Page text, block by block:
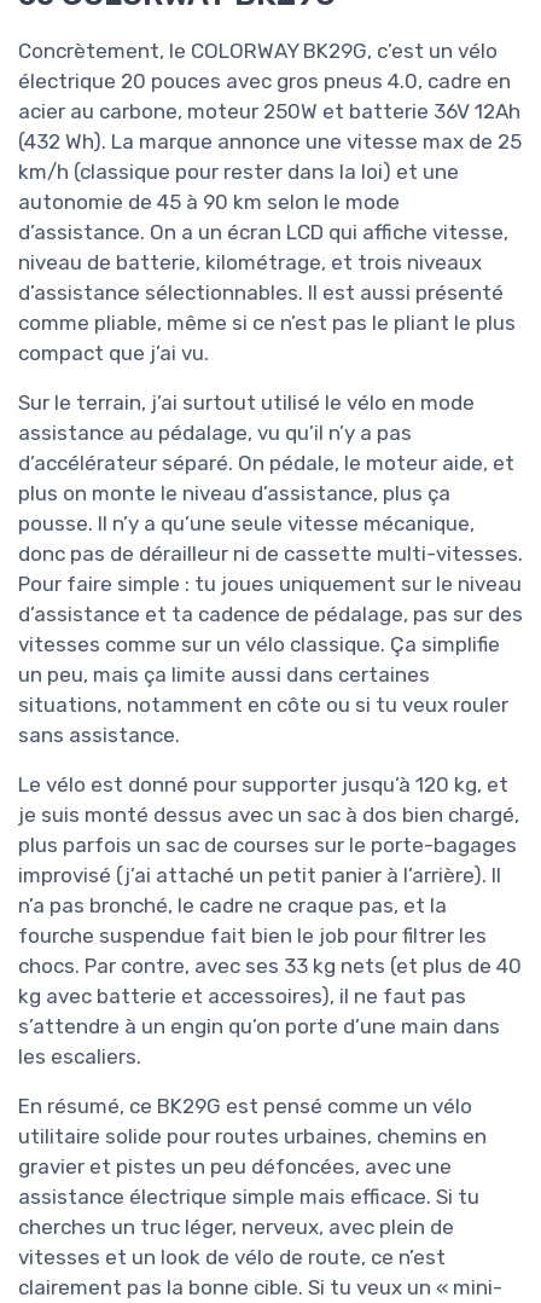
Concrètement, le COLORWAY BK29G, c’est un vélo
électrique 20 pouces avec gros pneus 4.0, cadre en
acier au carbone, moteur 250W et batterie 36V 12Ah
(432 Wh). La marque annonce une vitesse max de 25
km/h (classique pour rester dans la loi) et une
autonomie de 45 à 90 km selon le mode
d’assistance. On a un écran LCD qui affiche vitesse,
niveau de batterie, kilométrage, et trois niveaux
d’assistance sélectionnables. Il est aussi présenté
comme pliable, même si ce n’est pas le pliant le plus
compact que j’ai vu.
Sur le terrain, j’ai surtout utilisé le vélo en mode
assistance au pédalage, vu qu’il n’y a pas
d’accélérateur séparé. On pédale, le moteur aide, et
plus on monte le niveau d’assistance, plus ça
pousse. Il n’y a qu’une seule vitesse mécanique,
donc pas de dérailleur ni de cassette multi-vitesses.
Pour faire simple : tu joues uniquement sur le niveau
d’assistance et ta cadence de pédalage, pas sur des
vitesses comme sur un vélo classique. Ça simplifie
un peu, mais ça limite aussi dans certaines
situations, notamment en côte ou si tu veux rouler
sans assistance.
Le vélo est donné pour supporter jusqu’à 120 kg, et
je suis monté dessus avec un sac à dos bien chargé,
plus parfois un sac de courses sur le porte-bagages
improvisé (j’ai attaché un petit panier à l’arrière). Il
n’a pas bronché, le cadre ne craque pas, et la
fourche suspendue fait bien le job pour filtrer les
chocs. Par contre, avec ses 33 kg nets (et plus de 40
kg avec batterie et accessoires), il ne faut pas
s’attendre à un engin qu’on porte d’une main dans
les escaliers.
En résumé, ce BK29G est pensé comme un vélo
utilitaire solide pour routes urbaines, chemins en
gravier et pistes un peu défoncées, avec une
assistance électrique simple mais efficace. Si tu
cherches un truc léger, nerveux, avec plein de
vitesses et un look de vélo de route, ce n’est
clairement pas la bonne cible. Si tu veux un « mini-